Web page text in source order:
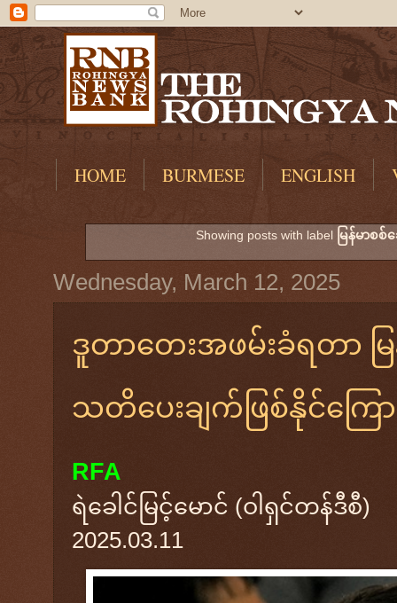
HOME BURMESE ENGLISH
Showing posts with label မြန်မာစစ်
Wednesday, March 12, 2025
ဒူတာတေးအဖမ်းခံရတာ မ
သတိပေးချက်ဖြစ်နိုင်ကြေ
RFA
ရဲခေါင်မြင့်မောင် (ဝါရှင်တန်ဒီစီ)
2025.03.11